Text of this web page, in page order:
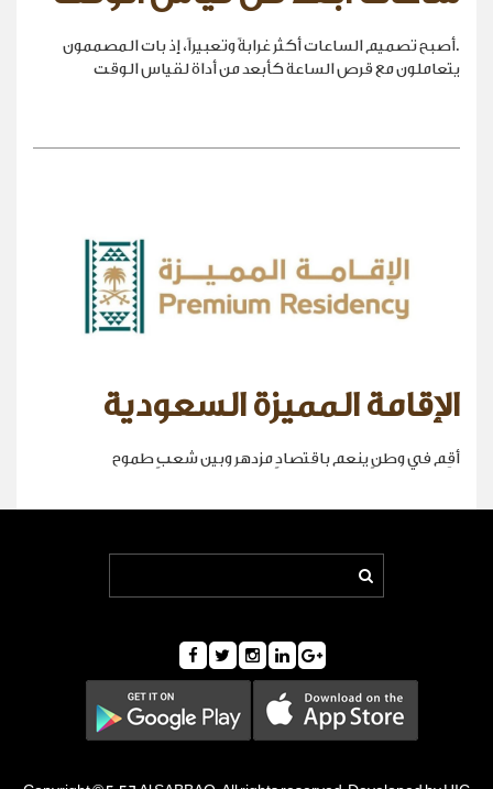
.أصبح تصميم الساعات أكثر غرابةً وتعبيراً، إذ بات المصممون
يتعاملون مع قرص الساعة كأبعد من أداة لقياس الوقت
الإقامة المميزة السعودية
أقِم في وطنٍ ينعم باقتصادٍ مزدهر وبين شعبٍ طموح